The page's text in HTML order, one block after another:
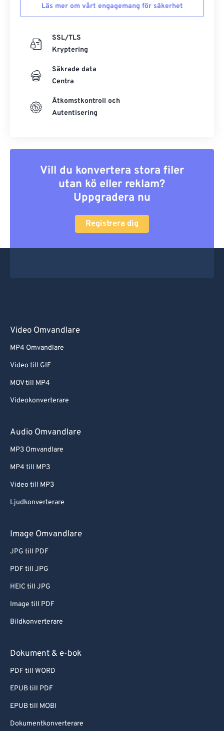
Läs mer om vårt engagemang för säkerhet
SSL/TLS
Kryptering
Säkrade data
Centra
Åtkomstkontroll och
Autentisering
Vill du konvertera stora filer
utan kö eller reklam?
Uppgradera nu
Registrera dig
Video Omvandlare
MP4 Omvandlare
Video till GIF
MOV till MP4
Videokonverterare
Audio Omvandlare
MP3 Omvandlare
MP4 till MP3
Video till MP3
Ljudkonverterare
Image Omvandlare
JPG till PDF
PDF till JPG
HEIC till JPG
Image till PDF
Bildkonverterare
Dokument & e-bok
PDF till WORD
EPUB till PDF
EPUB till MOBI
Dokumentkonverterare